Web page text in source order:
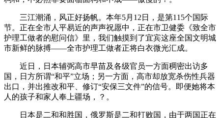
三江潮涌，风正好扬帆。本年5月12日，是第115个国际
节。正在全市人平易近的声声祝愿中，正在市卫健委《致全市
护理工做者的慰问信》里，我们触摸到了宜宾这座全国文明城
市新鲜的脉搏——全市护理工做者正将白衣微光汇成。
近日，日本辅弼高市早苗及各级官员一方面稠密出访多
国，日方所谓“和平”立场；另一方面，高市却放宽杀伤性兵器
出口，并出推改和平、修订“安保三文件”的信号。即便她将本
人的孩子和家人奉上疆场，？。
日本是二和和胜国，俄罗斯是二和打败国，由于两国正在